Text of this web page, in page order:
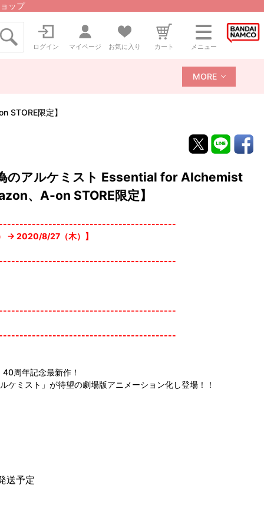
ップ
ログイン マイページ お気に入り カート メニュー
MORE
STORE限定】
のアルケミスト Essential for Alchemist
、A-on STORE限定】
→ 2020/8/27（木）】
周年記念最新作！
ミスト」が待望の劇場版アニメーション化し登場！！
送予定